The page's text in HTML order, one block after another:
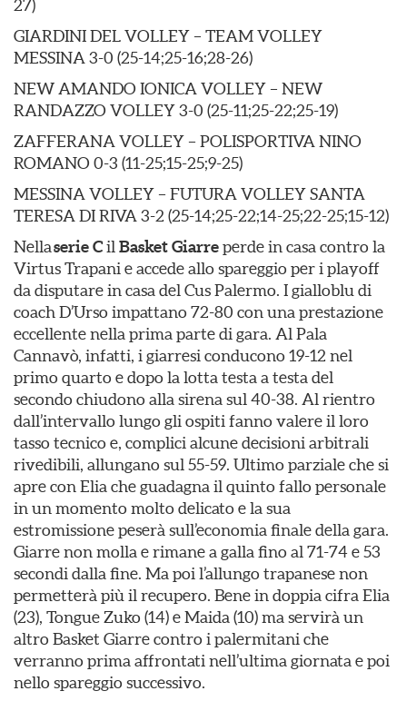
27)
GIARDINI DEL VOLLEY – TEAM VOLLEY
MESSINA 3-0 (25-14;25-16;28-26)
NEW AMANDO IONICA VOLLEY – NEW
RANDAZZO VOLLEY 3-0 (25-11;25-22;25-19)
ZAFFERANA VOLLEY – POLISPORTIVA NINO
ROMANO 0-3 (11-25;15-25;9-25)
MESSINA VOLLEY – FUTURA VOLLEY SANTA
TERESA DI RIVA 3-2 (25-14;25-22;14-25;22-25;15-12)
Nellaserie Cil Basket Giarreperde in casa contro la
Virtus Trapani e accede allo spareggio per i playoff
da disputare in casa del Cus Palermo. I gialloblu di
coach D’Urso impattano 72-80 con una prestazione
eccellente nella prima parte di gara. Al Pala
Cannavò, infatti, i giarresi conducono 19-12 nel
primo quarto e dopo la lotta testa a testa del
secondo chiudono alla sirena sul 40-38. Al rientro
dall’intervallo lungo gli ospiti fanno valere il loro
tasso tecnico e, complici alcune decisioni arbitrali
rivedibili, allungano sul 55-59. Ultimo parziale che si
apre con Elia che guadagna il quinto fallo personale
in un momento molto delicato e la sua
estromissione peserà sull’economia finale della gara.
Giarre non molla e rimane a galla fino al 71-74 e 53
secondi dalla fine. Ma poi l’allungo trapanese non
permetterà più il recupero. Bene in doppia cifra Elia
(23), Tongue Zuko (14) e Maida (10) ma servirà un
altro Basket Giarre contro i palermitani che
verranno prima affrontati nell’ultima giornata e poi
nello spareggio successivo.